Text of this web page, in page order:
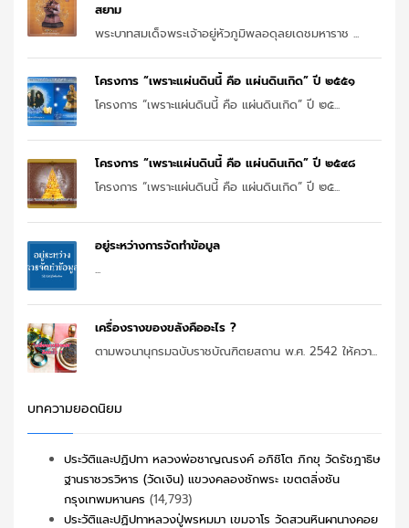
สยาม
พระบาทสมเด็จพระเจ้าอยู่หัวภูมิพลอดุลยเดชมหาราช ...
โครงการ “เพราะแผ่นดินนี้ คือ แผ่นดินเกิด” ปี ๒๕๕๑
โครงการ “เพราะแผ่นดินนี้ คือ แผ่นดินเกิด” ปี ๒๕...
โครงการ “เพราะแผ่นดินนี้ คือ แผ่นดินเกิด” ปี ๒๕๔๘
โครงการ “เพราะแผ่นดินนี้ คือ แผ่นดินเกิด” ปี ๒๕...
อยู่ระหว่างการจัดทำข้อมูล
...
เครื่องรางของขลังคืออะไร ?
ตามพจนานุกรมฉบับราชบัณฑิตยสถาน พ.ศ. 2542 ให้ควา...
บทความยอดนิยม
ประวัติและปฏิปทา หลวงพ่อชาญณรงค์ อภิชิโต ภิกขุ วัดรัชฎาธิษ
ฐานราชวรวิหาร (วัดเงิน) แขวงคลองชักพระ เขตตลิ่งชัน
กรุงเทพมหานคร (14,793)
ประวัติและปฏิปทาหลวงปู่พรหมมา เขมจาโร วัดสวนหินผานางคอย